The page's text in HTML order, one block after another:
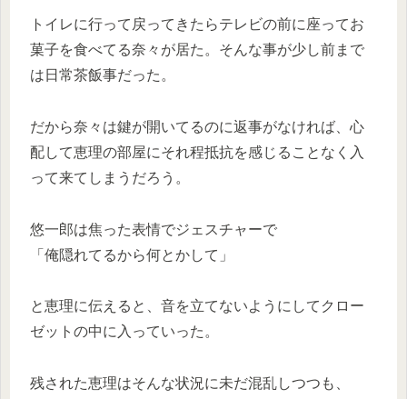
トイレに行って戻ってきたらテレビの前に座ってお
菓子を食べてる奈々が居た。そんな事が少し前まで
は日常茶飯事だった。
だから奈々は鍵が開いてるのに返事がなければ、心
配して恵理の部屋にそれ程抵抗を感じることなく入
って来てしまうだろう。
悠一郎は焦った表情でジェスチャーで
「俺隠れてるから何とかして」
と恵理に伝えると、音を立てないようにしてクロー
ゼットの中に入っていった。
残された恵理はそんな状況に未だ混乱しつつも、